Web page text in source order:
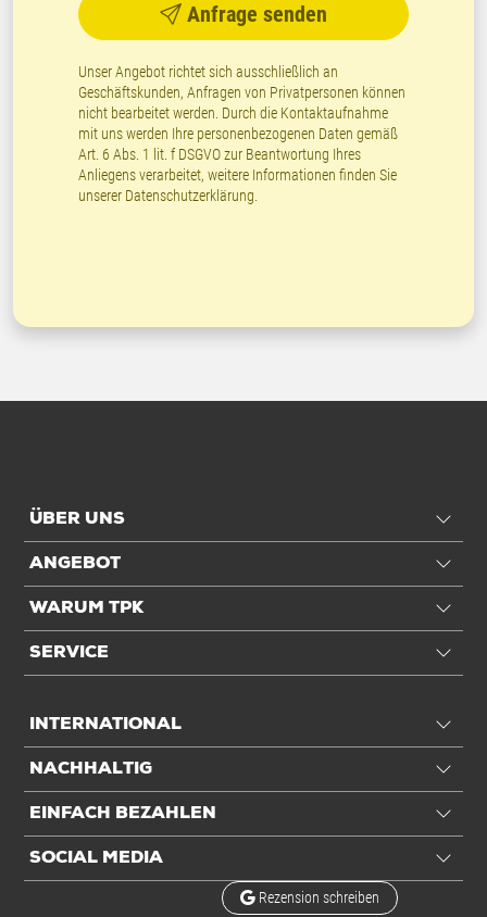
Anfrage senden
Unser Angebot richtet sich ausschließlich an
Geschäftskunden, Anfragen von Privatpersonen können
nicht bearbeitet werden. Durch die Kontaktaufnahme
mit uns werden Ihre personenbezogenen Daten gemäß
Art. 6 Abs. 1 lit. f DSGVO zur Beantwortung Ihres
Anliegens verarbeitet, weitere Informationen finden Sie
unserer Datenschutzerklärung
ÜBER UNS
ANGEBOT
WARUM TPK
SERVICE
INTERNATIONAL
NACHHALTIG
EINFACH BEZAHLEN
SOCIAL MEDIA
Rezension schreiben